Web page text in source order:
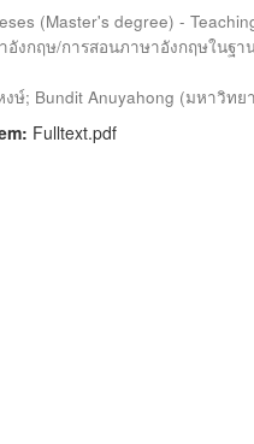
(Master's degree) -
อังกฤษ/การสอนภาษาอังกฤษในฐา
ษ์; Bundit Anuyahong (มหาวิทย
Fulltext.pdf